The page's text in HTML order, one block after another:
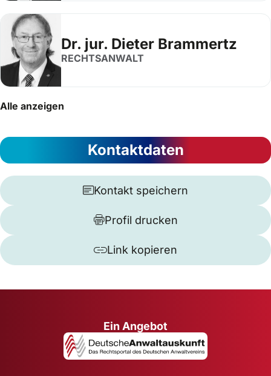
Dr. jur. Dieter Brammertz
RECHTSANWALT
Alle anzeigen
Kontaktdaten
Kontakt speichern
Profil drucken
Link kopieren
Ein Angebot